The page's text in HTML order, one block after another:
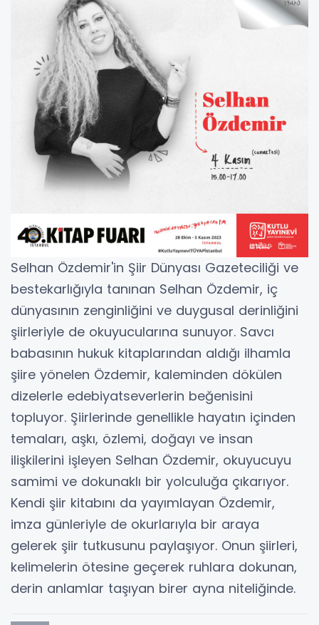
Selhan Özdemir'in Şiir Dünyası Gazeteciliği ve
bestekarlığıyla tanınan Selhan Özdemir, iç
dünyasının zenginliğini ve duygusal derinliğini
şiirleriyle de okuyucularına sunuyor. Savcı
babasının hukuk kitaplarından aldığı ilhamla
şiire yönelen Özdemir, kaleminden dökülen
dizelerle edebiyatseverlerin beğenisini
topluyor. Şiirlerinde genellikle hayatın içinden
temaları, aşkı, özlemi, doğayı ve insan
ilişkilerini işleyen Selhan Özdemir, okuyucuyu
samimi ve dokunaklı bir yolculuğa çıkarıyor.
Kendi şiir kitabını da yayımlayan Özdemir,
imza günleriyle de okurlarıyla bir araya
gelerek şiir tutkusunu paylaşıyor. Onun şiirleri,
kelimelerin ötesine geçerek ruhlara dokunan,
derin anlamlar taşıyan birer ayna niteliğinde.